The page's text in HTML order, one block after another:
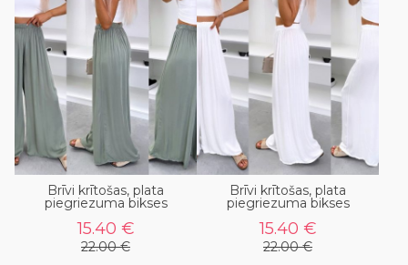
Brīvi krītošas, plata
piegriezuma bikses
15.40 €
22.00 €
Brīvi krītošas, plata
piegriezuma bikses
15.40 €
22.00 €